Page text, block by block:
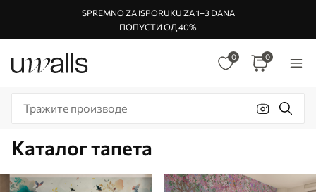
SPREMNO ZA ISPORUKU ZA 1–3 DANA
ПОПУСТИ ОД 40%
0 0
Каталог тапета